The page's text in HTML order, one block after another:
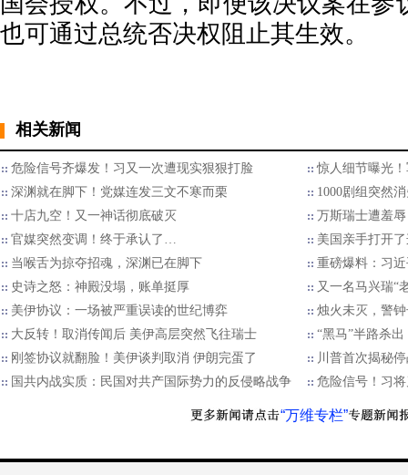
也可通过总统否决权阻止其生效。
相关新闻
危险信号齐爆发！习又一次遭现实狠狠打脸
惊人细节曝光
深渊就在脚下！党媒连发三文不寒而栗
1000剧组突然
十店九空！又一神话彻底破灭
万斯瑞士遭羞
官媒突然变调！终于承认了…
美国亲手打开
当喉舌为掠夺招魂，深渊已在脚下
重磅爆料：习
史诗之怒：神殿没塌，账单挺厚
又一名马兴瑞“
美伊协议：一场被严重误读的世纪博弈
烛火未灭，警
大反转！取消传闻后 美伊高层突然飞往瑞士
“黑马”半路杀
刚签协议就翻脸！美伊谈判取消 伊朗完蛋了
川普首次揭秘
国共内战实质：民国对共产国际势力的反侵略战争
危险信号！习
“万维专栏”